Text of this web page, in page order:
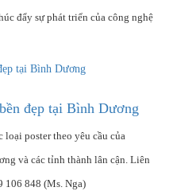
đẩy sự phát triển của công nghệ
đẹp tại Bình Dương
poster theo yêu cầu của
và các tỉnh thành lân cận. Liên
106 848 (Ms. Nga)